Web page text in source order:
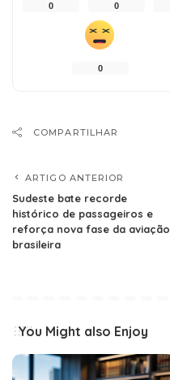
0 0
0
COMPARTILHAR
ARTIGO ANTERIOR
Sudeste bate recorde
histórico de passageiros e
reforça nova fase da aviação
brasileira
You Might also Enjoy